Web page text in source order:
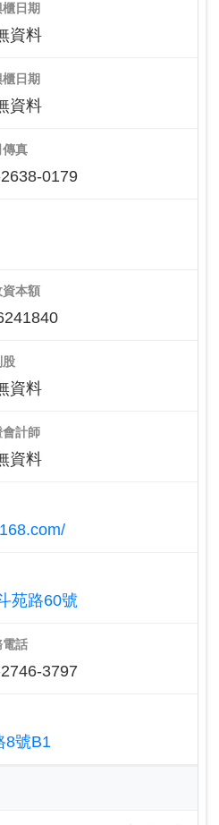
櫃日期
資料
日期
資料
傳真
0179
資本額
股
資料
會計師
資料
苑路60號
電話
3797
8號B1